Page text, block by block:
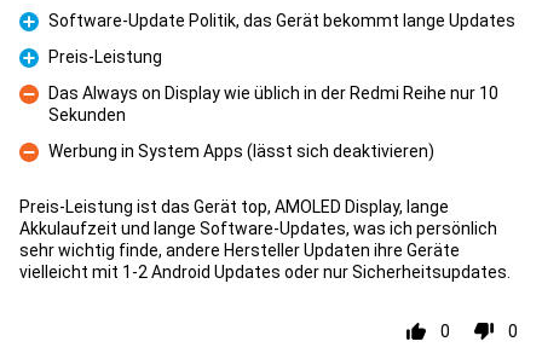
Pro
Software-Update Politik, das Gerät bekommt lange Updates
Pro
Preis-Leistung
Kontra
Das Always on Display wie üblich in der Redmi Reihe nur 10
Sekunden
Kontra
Werbung in System Apps (lässt sich deaktivieren)
Preis-Leistung ist das Gerät top, AMOLED Display, lange
Akkulaufzeit und lange Software-Updates, was ich persönlich
sehr wichtig finde, andere Hersteller Updaten ihre Geräte
vielleicht mit 1-2 Android Updates oder nur Sicherheitsupdates.
0 0